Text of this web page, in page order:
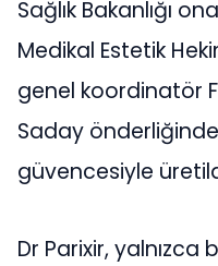
Sağlık Bakanlığı
Medikal Estetik
genel koordinatör
Saday
güvencesiyle
Dr Parixir, yalnızca